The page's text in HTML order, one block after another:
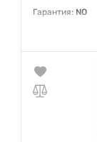
Гарантия: NO